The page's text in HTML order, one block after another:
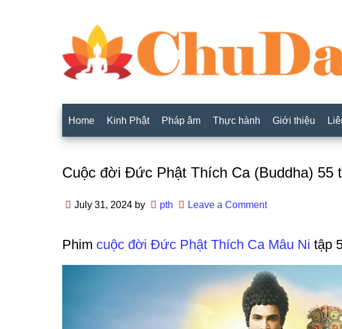
Home Kinh Phật Pháp âm Thực hành Giới thiệu
Cuộc đời Đức Phật Thích Ca (Buddha) 55
July 31, 2024 by pth Leave a Comment
Phim cuộc đời Đức Phật Thích Ca Mâu Ni tập